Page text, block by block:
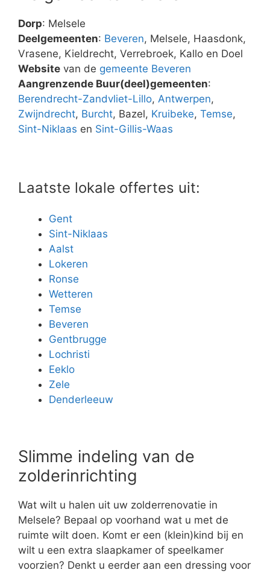
Dorp: Melsele
Deelgemeenten: Beveren, Melsele, Haasdonk,
Vrasene, Kieldrecht, Verrebroek, Kallo en Doel
Website van de gemeente Beveren
Aangrenzende Buur(deel)gemeenten:
Berendrecht-Zandvliet-Lillo, Antwerpen,
Zwijndrecht, Burcht, Bazel, Kruibeke, Temse,
Sint-Niklaas en Sint-Gillis-Waas
Laatste lokale offertes uit:
Gent
Sint-Niklaas
Aalst
Lokeren
Ronse
Wetteren
Temse
Beveren
Gentbrugge
Lochristi
Eeklo
Zele
Denderleeuw
Slimme indeling van de
zolderinrichting
Wat wilt u halen uit uw zolderrenovatie in
Melsele? Bepaal op voorhand wat u met de
ruimte wilt doen. Komt er een (klein)kind bij en
wilt u een extra slaapkamer of speelkamer
voorzien? Denkt u eerder aan een dressing voor